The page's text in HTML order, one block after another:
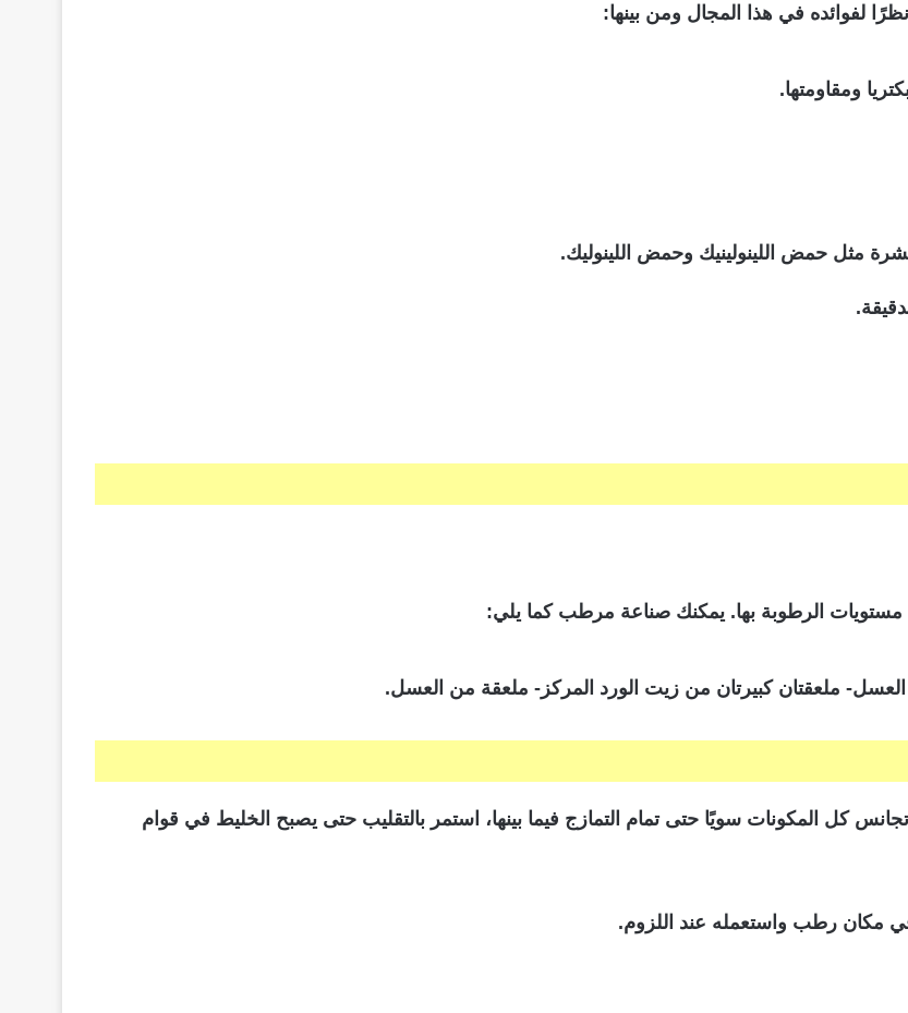
لفوائده في هذا المجال ومن بينها:
ومقاومتها.
مثل حمض اللينولينيك وحمض اللينوليك.
الرطوبة بها. يمكنك صناعة مرطب كما يلي:
ملعقتان كبيرتان من زيت الورد المركز- ملعقة من العسل.
كل المكونات سويًا حتى تمام التمازج فيما بينها، استمر بالتقليب حتى يصبح الخليط في قوام
مكان رطب واستعمله عند اللزوم.